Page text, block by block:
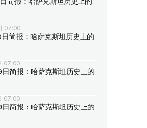
07:00
简报：哈萨克斯坦历史上的
07:00
简报：哈萨克斯坦历史上的
07:00
简报：哈萨克斯坦历史上的